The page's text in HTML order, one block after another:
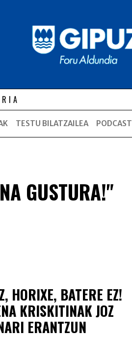
TESTU BILATZAILEA PODCAST
GUSTURA!"
HORIXE, BATERE EZ!
KRISKITINAK JOZ
ERANTZUN